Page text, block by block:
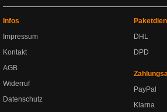
Infos
Impressum
Kontakt
AGB
Widerruf
Datenschutz
DHL
DPD
PayPal
Klarna